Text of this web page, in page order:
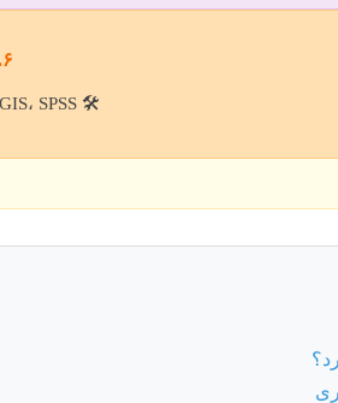
۶. ابزارها و منابع
🛠️ GIS، SPSS، پایگاه‌های علمی، انجمن‌ها